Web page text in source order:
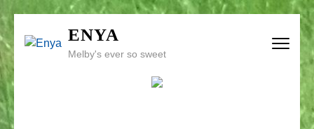
Zum
Inhalt
(Enter
drücken)
ENYA
Melby's ever so sweet